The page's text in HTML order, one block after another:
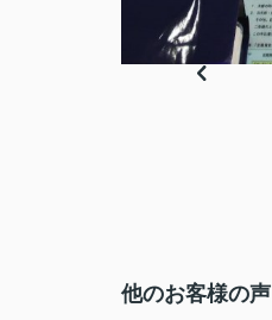
他のお客様の声